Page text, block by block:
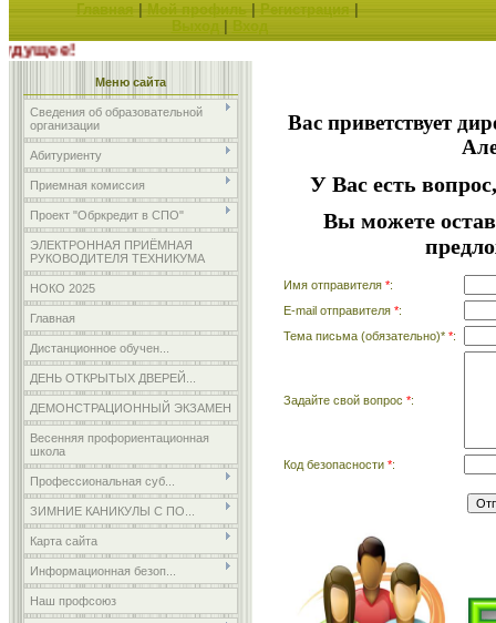
Главная Мой профиль Регистрация
Выход| Вход
будущее!
Меню сайта
Сведения об образовательной
организации
Абитуриенту
Приемная комиссия
Проект "Обркредит в СПО"
ЭЛЕКТРОННАЯ ПРИЁМНАЯ
РУКОВОДИТЕЛЯ ТЕХНИКУМА
НОКО 2025
Главная
Дистанционное обучен...
ДЕНЬ ОТКРЫТЫХ ДВЕРЕЙ...
ДЕМОНСТРАЦИОННЫЙ ЭКЗАМЕН
Весенняя профориентационная
школа
Профессиональная суб...
ЗИМНИЕ КАНИКУЛЫ С ПО...
Карта сайта
Информационная безоп...
Наш профсоюз
Вас приветствует
У Вас есть
Вы можете
Имя отправителя *:
E-mail отправителя *:
Тема письма (обязательно)* *:
Задайте свой вопрос *:
Код безопасности *: